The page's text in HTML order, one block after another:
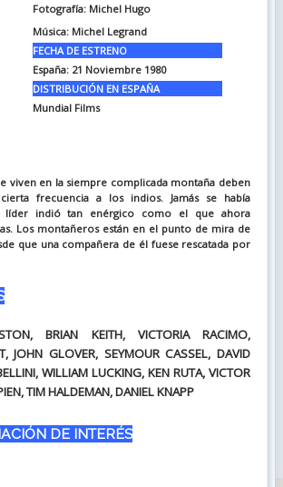
Fotografía: Michel Hugo
Música: Michel Legrand
FECHA DE ESTRENO
España: 21 Noviembre 1980
DISTRIBUCIÓN EN ESPAÑA
Mundial Films
viven en la siempre complicada montaña deben
frecuencia a los indios. Jamás se había
líder indió tan enérgico como el que ahora
Los montañeros están en el punto de mira de
que una compañera de él fuese rescatada por
BRIAN KEITH, VICTORIA RACIMO,
JOHN GLOVER, SEYMOUR CASSEL, DAVID
WILLIAM LUCKING, KEN RUTA, VICTOR
TIM HALDEMAN, DANIEL KNAPP
DE INTERÉS